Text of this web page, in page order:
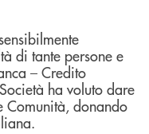
di tante persone e
– Credito
ha voluto dare
Comunità, donando